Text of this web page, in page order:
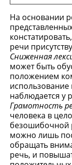
На основании
речи
Сниженная
может быть
положением
использование
наблюдается у
Грамотность
человека в
безошибочной
можно лишь
обращать
речь, и